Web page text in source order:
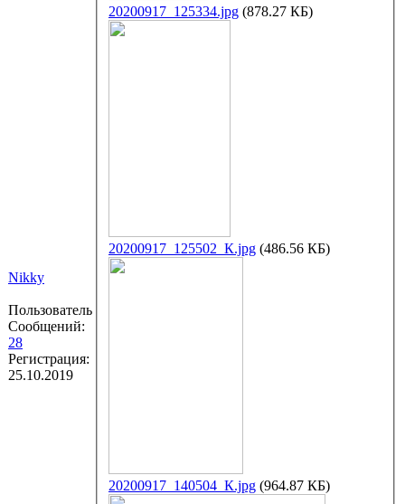
Nikky
Пользователь
Сообщений:
28
Регистрация:
25.10.2019
20200917_125334.jpg (878.27 КБ)
20200917_125502_К.jpg (486.56 КБ)
20200917_140504_К.jpg (964.87 КБ)